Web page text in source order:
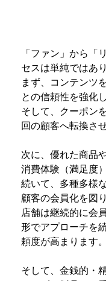
「ファン」から「
セスは単純ではあ
まず、コンテンツ
との信頼性を強化
そして、クーポン
回の顧客へ転換さ
次に、優れた商品
消費体験（満足度
続いて、多種多様
顧客の会員化を図
店舗は継続的に会
形でアプローチを
頼度が高まります。
そして、金銭的・